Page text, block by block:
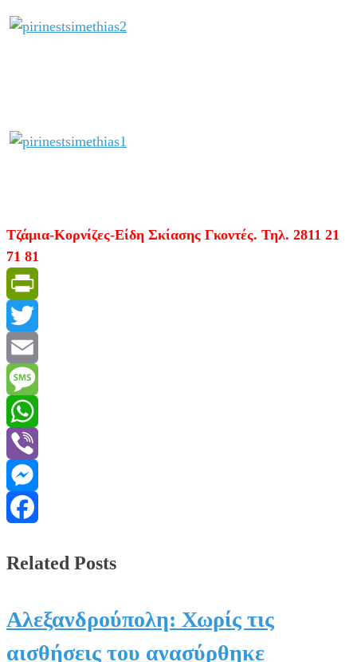
Τζάμια-Κορνίζες-Είδη Σκίασης Γκοντές. Τηλ. 2811 21
71 81
PrintFriendly
Twitter
Email
Message
WhatsApp
Viber
Messenger
Related Posts
Αλεξανδρούπολη: Χωρίς τις
αισθήσεις του ανασύρθηκε